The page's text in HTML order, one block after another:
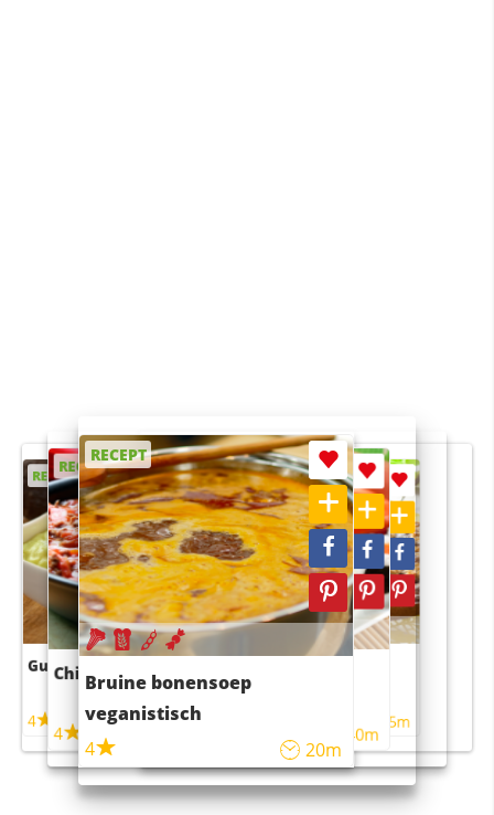
RECEPT
Guacamole
4
RECEPT
Chili con carne
4
RECEPT
Bruine bonensoep
veganistisch
4
20m
RECEPT
Sushi rijstsalade
maaltijdsalade
40m
RECEPT
4 55m